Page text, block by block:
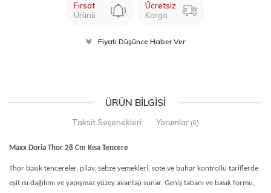
Fırsat
Ürünü
Ücretsiz
Kargo
Fiyatı Düşünce Haber Ver
ÜRÜN BILGISI
Taksit Seçenekleri Yorumlar (0)
Maxx Doria Thor 28 Cm Kısa Tencere
Thor basık tencereler, pilav, sebze yemekleri, sote ve buhar kontrollü tariflerde
eşit ısı dağılımı ve yapışmaz yüzey avantajı sunar. Geniş tabanı ve basık formu,